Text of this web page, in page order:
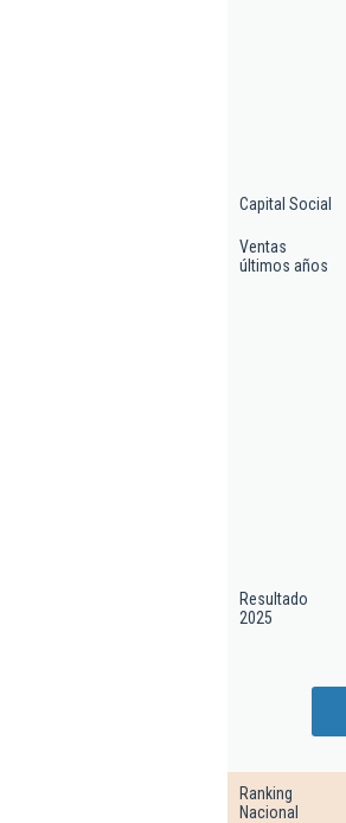
Capital Social
Ventas
últimos años
Resultado
2025
Ranking
Nacional